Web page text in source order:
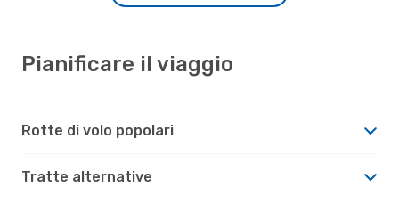
Pianificare il viaggio
Rotte di volo popolari
Tratte alternative